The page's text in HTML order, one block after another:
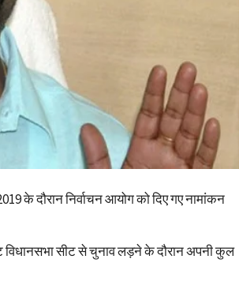
के दौरान निर्वाचन आयोग को दिए गए नामांकन
विधानसभा सीट से चुनाव लड़ने के दौरान अपनी कुल